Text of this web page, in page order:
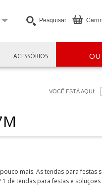
Pesquisar
ACESSÓRIOS
VOCÊ ESTÁ AQUI:
mais. As tendas para festas
de tendas para festas e soluções